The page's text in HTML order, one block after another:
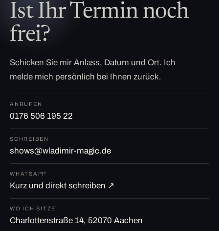
Ist Ihr Termin noch
frei?
Schicken Sie mir Anlass, Datum und Ort. Ich
melde mich persönlich bei Ihnen zurück.
ANRUFEN
0176 506 195 22
SCHREIBEN
shows@wladimir-magic.de
WHATSAPP
Kurz und direkt schreiben ↗
WO ICH SITZE
Charlottenstraße 14, 52070 Aachen